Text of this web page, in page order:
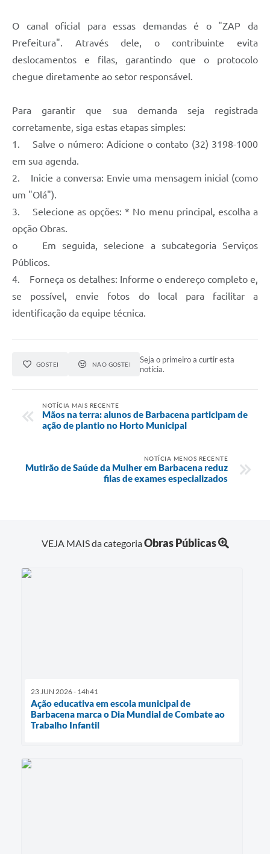
Regularização de bairros
Carta de Serviços
Arquivos para Download
Telefones Úteis
Transparência
SIC
O canal oficial para essas demandas é o "ZAP da
Prefeitura". Através dele, o contribuinte evita
deslocamentos e filas, garantindo que o protocolo
chegue diretamente ao setor responsável.
Para garantir que sua demanda seja registrada
corretamente, siga estas etapas simples:
1. Salve o número: Adicione o contato (32) 3198-1000
em sua agenda.
2. Inicie a conversa: Envie uma mensagem inicial (como
um "Olá").
3. Selecione as opções: * No menu principal, escolha a
opção Obras.
o Em seguida, selecione a subcategoria Serviços
Públicos.
4. Forneça os detalhes: Informe o endereço completo e,
se possível, envie fotos do local para facilitar a
identificação da equipe técnica.
GOSTEI NÃO GOSTEI
Seja o primeiro a curtir esta
notícia.
NOTÍCIA MAIS RECENTE
Mãos na terra: alunos de Barbacena participam de
ação de plantio no Horto Municipal
NOTÍCIA MENOS RECENTE
Mutirão de Saúde da Mulher em Barbacena reduz
filas de exames especializados
VEJA MAIS da categoriaObras Públicas
23 JUN 2026 - 14h41
Ação educativa em escola municipal de
Barbacena marca o Dia Mundial de Combate ao
Trabalho Infantil